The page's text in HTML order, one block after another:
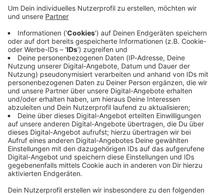
Immer auf dem Laufenden
bleiben!
Verpass' nichts mehr - mit unserem kostenlosen
ANTENNE BAYERN Newsletter. Ob Nachrichten,
Lifestyle oder unsere neuesten Aktionen - wir